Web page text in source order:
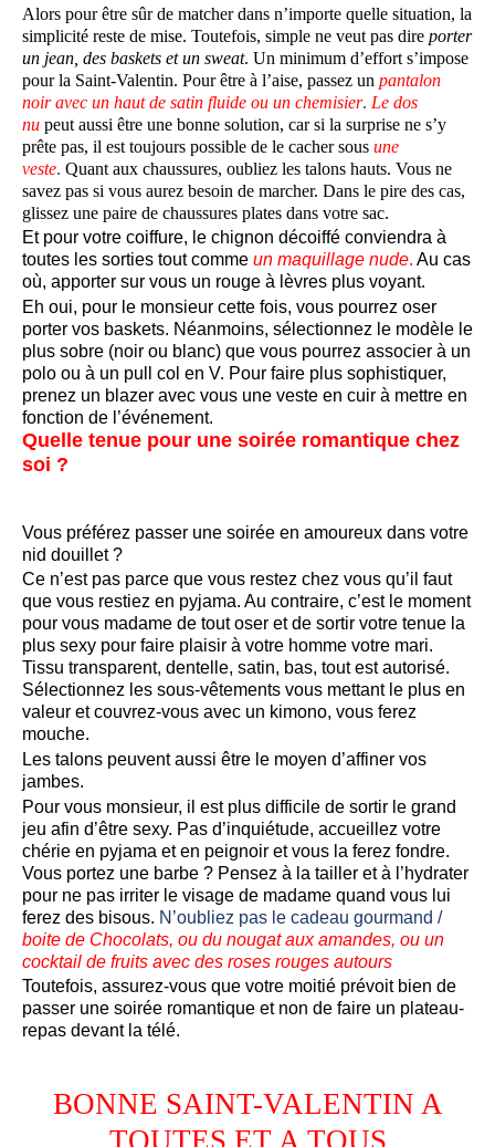
Alors pour être sûr de matcher dans n’importe quelle situation, la
simplicité reste de mise. Toutefois, simple ne veut pas dire porter
un jean, des baskets et un sweat. Un minimum d’effort s’impose
pour la Saint-Valentin. Pour être à l’aise, passez un pantalon
noir avec un haut de satin fluide ou un chemisier. Le dos
nu peut aussi être une bonne solution, car si la surprise ne s’y
prête pas, il est toujours possible de le cacher sous une
veste. Quant aux chaussures, oubliez les talons hauts. Vous ne
savez pas si vous aurez besoin de marcher. Dans le pire des cas,
glissez une paire de chaussures plates dans votre sac.
Et pour votre coiffure, le chignon décoiffé conviendra à
toutes les sorties tout comme un maquillage nude. Au cas
où, apporter sur vous un rouge à lèvres plus voyant.
Eh oui, pour le monsieur cette fois, vous pourrez oser
porter vos baskets. Néanmoins, sélectionnez le modèle le
plus sobre (noir ou blanc) que vous pourrez associer à un
polo ou à un pull col en V. Pour faire plus sophistiquer,
prenez un blazer avec vous une veste en cuir à mettre en
fonction de l’événement.
Quelle tenue pour une soirée romantique chez
soi ?
Vous préférez passer une soirée en amoureux dans votre
nid douillet ?
Ce n’est pas parce que vous restez chez vous qu’il faut
que vous restiez en pyjama. Au contraire, c’est le moment
pour vous madame de tout oser et de sortir votre tenue la
plus sexy pour faire plaisir à votre homme votre mari.
Tissu transparent, dentelle, satin, bas, tout est autorisé.
Sélectionnez les sous-vêtements vous mettant le plus en
valeur et couvrez-vous avec un kimono, vous ferez
mouche.
Les talons peuvent aussi être le moyen d’affiner vos
jambes.
Pour vous monsieur, il est plus difficile de sortir le grand
jeu afin d’être sexy. Pas d’inquiétude, accueillez votre
chérie en pyjama et en peignoir et vous la ferez fondre.
Vous portez une barbe ? Pensez à la tailler et à l’hydrater
pour ne pas irriter le visage de madame quand vous lui
ferez des bisous. N’oubliez pas le cadeau gourmand /
boite de Chocolats, ou du nougat aux amandes, ou un
cocktail de fruits avec des roses rouges autours
Toutefois, assurez-vous que votre moitié prévoit bien de
passer une soirée romantique et non de faire un plateau-
repas devant la télé.
BONNE SAINT-VALENTIN A